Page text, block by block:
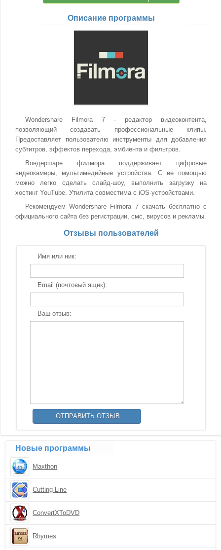
Описание программы
Wondershare Filmora 7 - редактор видеоконтента,
позволяющий создавать профессиональные клипы.
Предоставляет пользователю инструменты для добавления
субтитров, эффектов перехода, эмбиента и фильтров.
Вондершаре филмора поддерживает цифровые
видеокамеры, мультимедийные устройства. С ее помощью
можно легко сделать слайд-шоу, выполнить загрузку на
хостинг YouTube. Утилита совместима с iOS-устройствами.
Рекомендуем Wondershare Filmora 7 скачать бесплатно с
официального сайта без регистрации, смс, вирусов и рекламы.
Отзывы пользователей
Имя или ник:
Email (почтовый ящик):
Ваш отзыв:
Новые программы
Maxthon
Cutting Line
ConvertXToDVD
Rhymes